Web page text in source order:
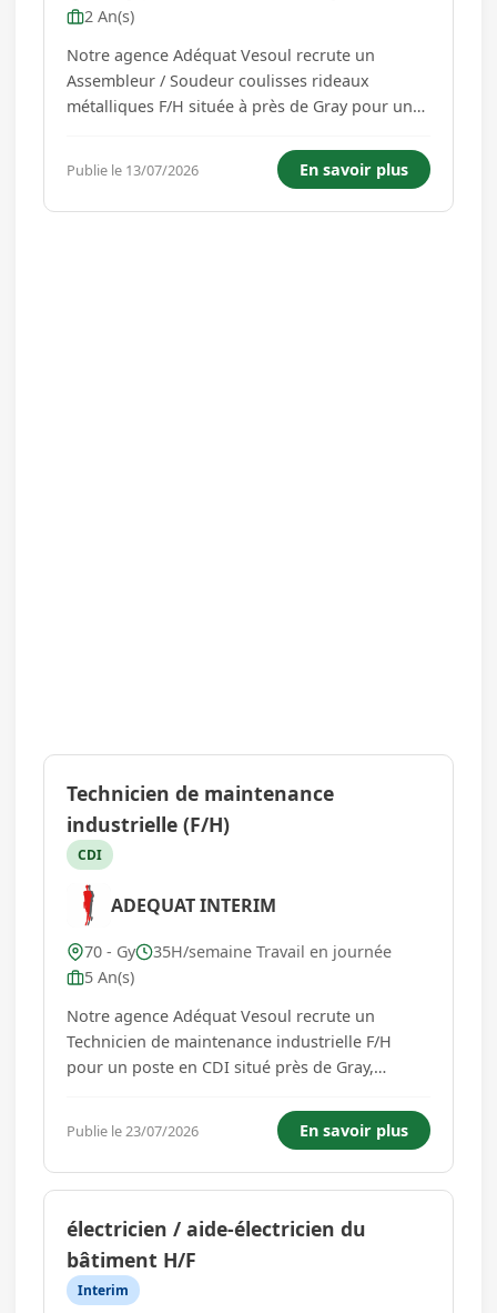
2 An(s)
Notre agence Adéquat Vesoul recrute un
Assembleur / Soudeur coulisses rideaux
métalliques F/H située à près de Gray pour un
et déclarer la production sur ordinateur
(accompagnement interne) - Réal...
Publie le 13/07/2026 En savoir plus
Technicien de maintenance
industrielle (F/H)
CDI
ADEQUAT INTERIM
70 - Gy
35H/semaine Travail en journée
5 An(s)
Notre agence Adéquat Vesoul recrute un
Technicien de maintenance industrielle F/H
pour un poste en CDI situé près de Gray,
(électriques, mécaniques, pneumatiques) et
intervenir rapidement - Assurer la m...
Publie le 23/07/2026 En savoir plus
électricien / aide-électricien du
bâtiment H/F
Interim